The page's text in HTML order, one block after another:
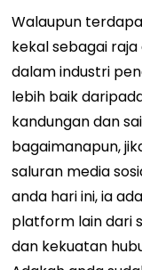
Walaupun
kekal sebagai
dalam industri
lebih baik
kandungan dan
bagaimanapun,
saluran media
anda hari ini, ia
platform lain dari
dan kekuatan